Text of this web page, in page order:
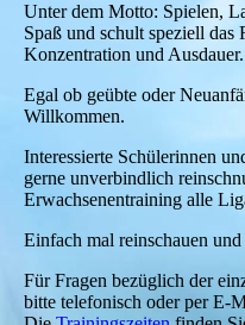
Unter dem Motto: Spielen,
Spaß und schult speziell
Konzentration und Ausdauer.
Egal ob geübte oder
Willkommen.
Interessierte Schülerinnen
gerne unverbindlich
Erwachsenentraining alle
Einfach mal reinschauen
Für Fragen bezüglich der
bitte telefonisch oder per E-